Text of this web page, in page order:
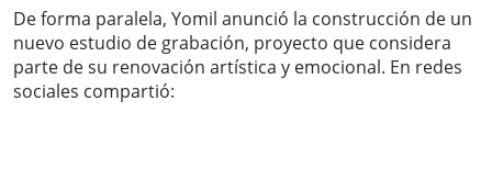
De forma paralela, Yomil anunció la construcción de un
nuevo estudio de grabación, proyecto que considera
parte de su renovación artística y emocional. En redes
sociales compartió: